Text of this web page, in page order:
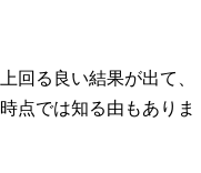
回る良い結果が出て、
点では知る由もありま